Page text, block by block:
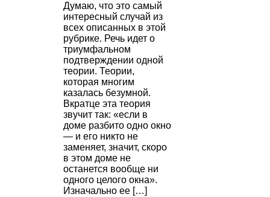
Думаю, что это самый
интересный случай из
всех описанных в этой
рубрике. Речь идет о
триумфальном
подтверждении одной
теории. Теории,
которая многим
казалась безумной.
Вкратце эта теория
звучит так: «если в
доме разбито одно окно
— и его никто не
заменяет, значит, скоро
в этом доме не
останется вообще ни
одного целого окна».
Изначально ее […]